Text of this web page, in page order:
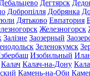
Дебальцево Дегтярск
Добропілля Добрянка
Дятьково Евпатория
Железногорск
Залізне Заозерный
Зеленокумск
Изобильный
Калач Калач-на-Дону
Камень-на-Оби